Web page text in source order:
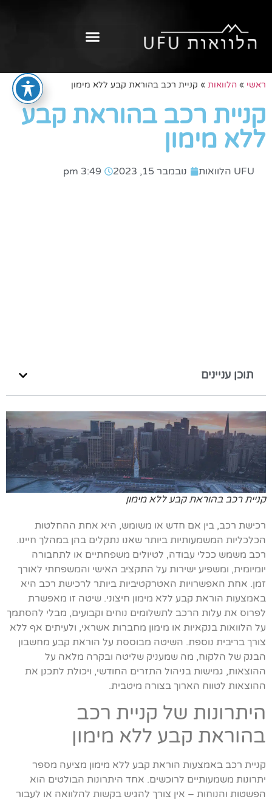
ראשי » הלוואות » קניית רכב בהוראת קבע ללא מימון
קניית רכב בהוראת קבע
ללא מימון
UFU הלוואות נובמבר 15, 2023 3:49 pm
תוכן עניינים
קניית רכב בהוראת קבע ללא מימון
רכישת רכב, בין אם חדש או משומש, היא אחת ההחלטות
הכלכליות המשמעותיות ביותר שאנו נתקלים בהן במהלך חיינו.
רכב משמש ככלי עבודה, לטיולים משפחתיים או לתחבורה
יומיומית, ומשפיע ישירות על התקציב האישי והמשפחתי לאורך
זמן. אחת האפשרויות האטרקטיביות ביותר לרכישת רכב היא
באמצעות הוראת קבע ללא מימון חיצוני. שיטה זו מאפשרת
לפרוס את עלות הרכב לתשלומים נוחים וקבועים, מבלי להסתמך
על הלוואות בנקאיות או מימון מחברות אשראי, ולעיתים אף ללא
צורך בריבית נוספת. השיטה מבוססת על הוראת קבע מחשבון
הבנק של הלקוח, מה שמעניק שליטה ובקרה מלאה על
ההוצאות, גמישות בניהול התזרים החודשי, ויכולת לתכנן את
ההוצאות לטווח הארוך בצורה מיטבית.
היתרונות של קניית רכב
בהוראת קבע ללא מימון
קניית רכב באמצעות הוראת קבע ללא מימון מציעה מספר
יתרונות משמעותיים לרוכשים. אחד היתרונות הבולטים הוא
הפשטות והנוחות – אין צורך להגיש בקשות להלוואה או לעבור